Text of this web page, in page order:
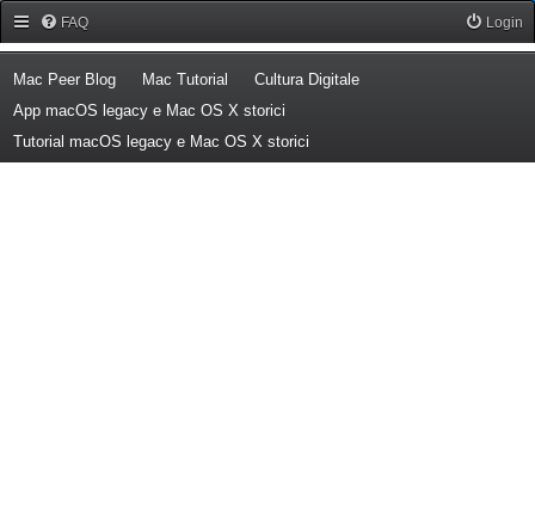
FAQ Login
Mac Peer Blog(Opens a new tab)
Mac Tutorial (Opens a new tab)
Cultura Digitale(Opens a new tab)
App macOS legacy e Mac OS X storici
Tutorial macOS legacy e Mac OS X storici